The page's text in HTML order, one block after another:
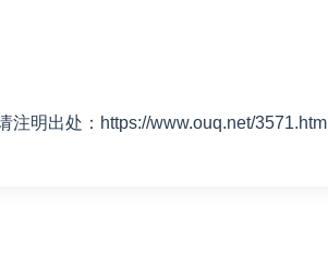
注明出处：https://www.ouq.net/3571.html